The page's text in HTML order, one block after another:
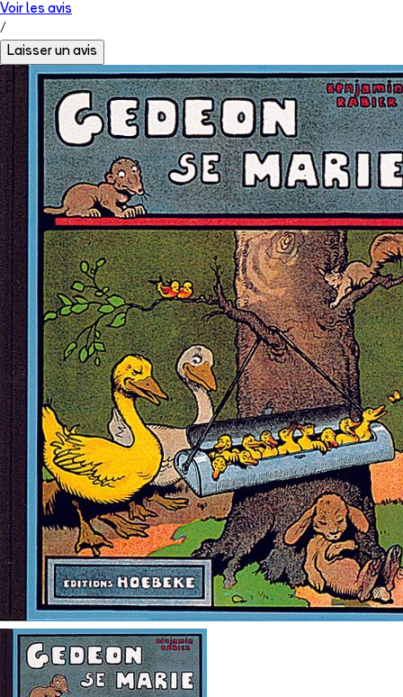
Voir les avis
/
Laisser un avis